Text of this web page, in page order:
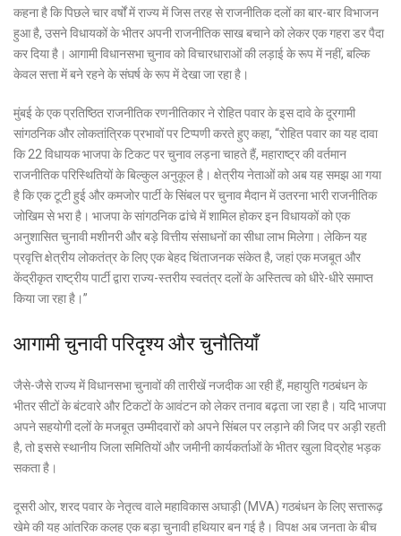
कहना है कि पिछले चार वर्षों में राज्य में जिस तरह से राजनीतिक दलों का बार-बार विभाजन
हुआ है, उसने विधायकों के भीतर अपनी राजनीतिक साख बचाने को लेकर एक गहरा डर पैदा
कर दिया है। आगामी विधानसभा चुनाव को विचारधाराओं की लड़ाई के रूप में नहीं, बल्कि
केवल सत्ता में बने रहने के संघर्ष के रूप में देखा जा रहा है।
मुंबई के एक प्रतिष्ठित राजनीतिक रणनीतिकार ने रोहित पवार के इस दावे के दूरगामी
सांगठनिक और लोकतांत्रिक प्रभावों पर टिप्पणी करते हुए कहा, “रोहित पवार का यह दावा
कि 22 विधायक भाजपा के टिकट पर चुनाव लड़ना चाहते हैं, महाराष्ट्र की वर्तमान
राजनीतिक परिस्थितियों के बिल्कुल अनुकूल है। क्षेत्रीय नेताओं को अब यह समझ आ गया
है कि एक टूटी हुई और कमजोर पार्टी के सिंबल पर चुनाव मैदान में उतरना भारी राजनीतिक
जोखिम से भरा है। भाजपा के सांगठनिक ढांचे में शामिल होकर इन विधायकों को एक
अनुशासित चुनावी मशीनरी और बड़े वित्तीय संसाधनों का सीधा लाभ मिलेगा। लेकिन यह
प्रवृत्ति क्षेत्रीय लोकतंत्र के लिए एक बेहद चिंताजनक संकेत है, जहां एक मजबूत और
केंद्रीकृत राष्ट्रीय पार्टी द्वारा राज्य-स्तरीय स्वतंत्र दलों के अस्तित्व को धीरे-धीरे समाप्त
किया जा रहा है।”
आगामी चुनावी परिदृश्य और चुनौतियाँ
जैसे-जैसे राज्य में विधानसभा चुनावों की तारीखें नजदीक आ रही हैं, महायुति गठबंधन के
भीतर सीटों के बंटवारे और टिकटों के आवंटन को लेकर तनाव बढ़ता जा रहा है। यदि भाजपा
अपने सहयोगी दलों के मजबूत उम्मीदवारों को अपने सिंबल पर लड़ाने की जिद पर अड़ी रहती
है, तो इससे स्थानीय जिला समितियों और जमीनी कार्यकर्ताओं के भीतर खुला विद्रोह भड़क
सकता है।
दूसरी ओर, शरद पवार के नेतृत्व वाले महाविकास अघाड़ी (MVA) गठबंधन के लिए सत्तारूढ़
खेमे की यह आंतरिक कलह एक बड़ा चुनावी हथियार बन गई है। विपक्ष अब जनता के बीच